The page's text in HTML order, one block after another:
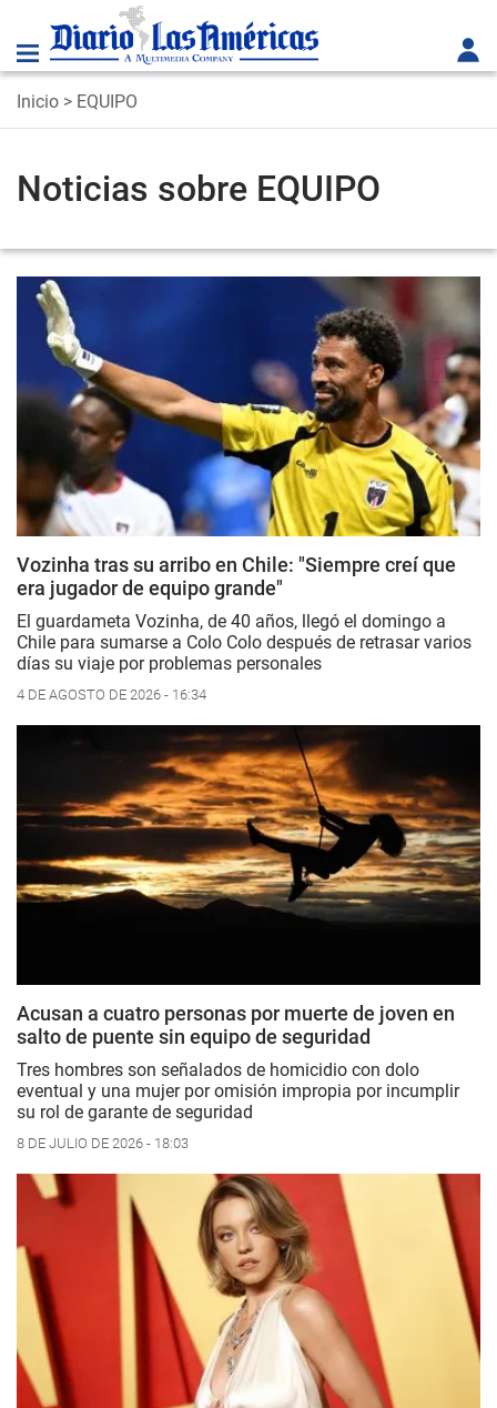
Inicio > EQUIPO
Noticias sobre EQUIPO
Vozinha tras su arribo en Chile: "Siempre creí que
era jugador de equipo grande"
El guardameta Vozinha, de 40 años, llegó el domingo a
Chile para sumarse a Colo Colo después de retrasar varios
días su viaje por problemas personales
4 DE AGOSTO DE 2026 - 16:34
Acusan a cuatro personas por muerte de joven en
salto de puente sin equipo de seguridad
Tres hombres son señalados de homicidio con dolo
eventual y una mujer por omisión impropia por incumplir
su rol de garante de seguridad
8 DE JULIO DE 2026 - 18:03